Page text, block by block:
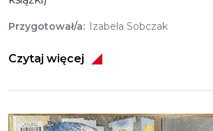
Przygotował/a Izabela Sobczak
Czytaj więcej
Obraz